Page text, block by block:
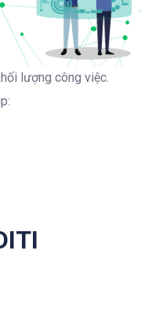
lượng công việc